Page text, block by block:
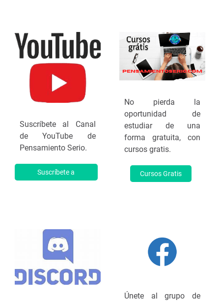
Suscríbete al Canal
de YouTube de
Pensamiento Serio.
Suscríbete a
No pierda la
oportunidad de
estudiar de una
forma gratuita, con
cursos gratis.
Cursos Gratis
Únete al grupo de